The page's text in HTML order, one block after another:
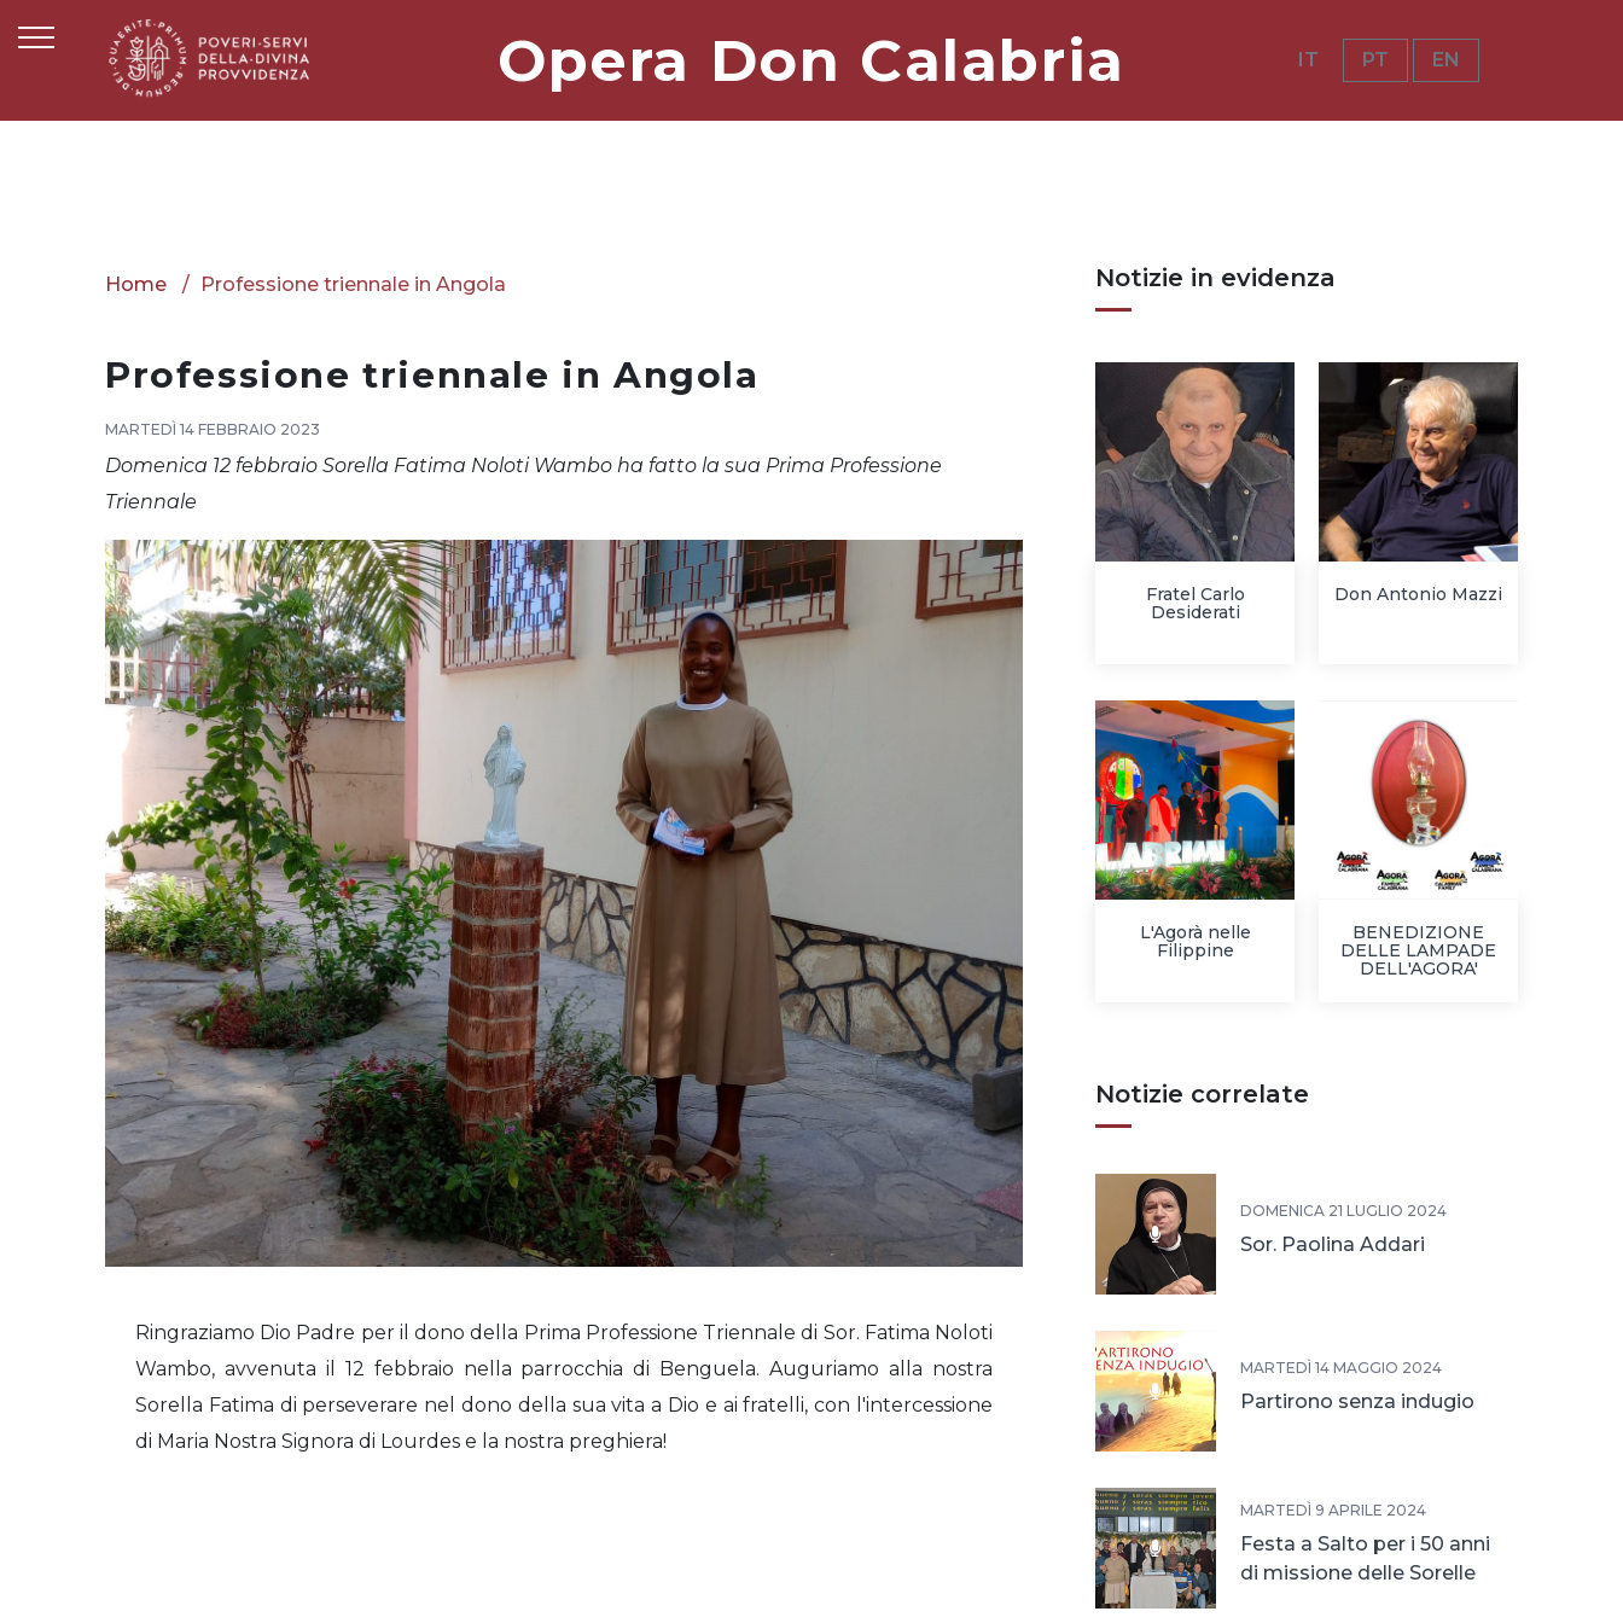
Opera Don Calabria IT PT EN
Home Professione triennale in Angola
Professione triennale in Angola
MARTEDÌ 14 FEBBRAIO 2023
Domenica 12 febbraio Sorella Fatima Noloti Wambo ha fatto la sua Prima Professione
Triennale
Ringraziamo Dio Padre per il dono della Prima Professione Triennale di Sor. Fatima Noloti
Wambo, avvenuta il 12 febbraio nella parrocchia di Benguela. Auguriamo alla nostra
Sorella Fatima di perseverare nel dono della sua vita a Dio e ai fratelli, con l'intercessione
di Maria Nostra Signora di Lourdes e la nostra preghiera!
Notizie in evidenza
Fratel Carlo
Desiderati
Don Antonio Mazzi
L'Agorà nelle
Filippine
BENEDIZIONE
DELLE LAMPADE
DELL'AGORA'
Notizie correlate
DOMENICA 21 LUGLIO 2024
Sor. Paolina Addari
MARTEDÌ 14 MAGGIO 2024
Partirono senza indugio
MARTEDÌ 9 APRILE 2024
Festa a Salto per i 50 anni
di missione delle Sorelle